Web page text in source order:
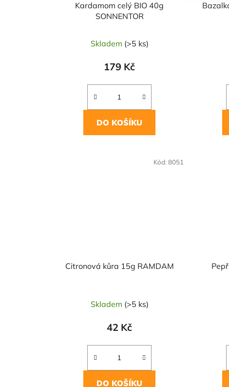
Kardamom celý BIO 40g
SONNENTOR
Skladem (>5 ks)
179 Kč
DO KOŠÍKU
Citronová kůra 15g RAMDAM
Skladem (>5 ks)
42 Kč
DO KOŠÍKU
Kód: 8051